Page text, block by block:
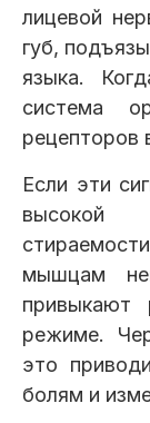
лицевой
губ,
языка.
система
рецепторов
Если эти
высокой
мышцам
привыкают
режиме.
это
болям и